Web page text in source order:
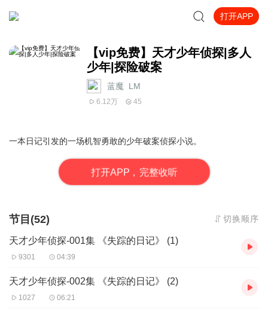
打开APP
【vip免费】天才少年侦探|多人
少年|探险破案
蓝魔_LM
6.12万 45
一本日记引发的一场机智勇敢的少年破案侦探小说。
打开APP，完整收听
节目(52) 切换顺序
天才少年侦探-001集 《失踪的日记》 (1)
9301 04:39
天才少年侦探-002集 《失踪的日记》 (2)
1027 06:21